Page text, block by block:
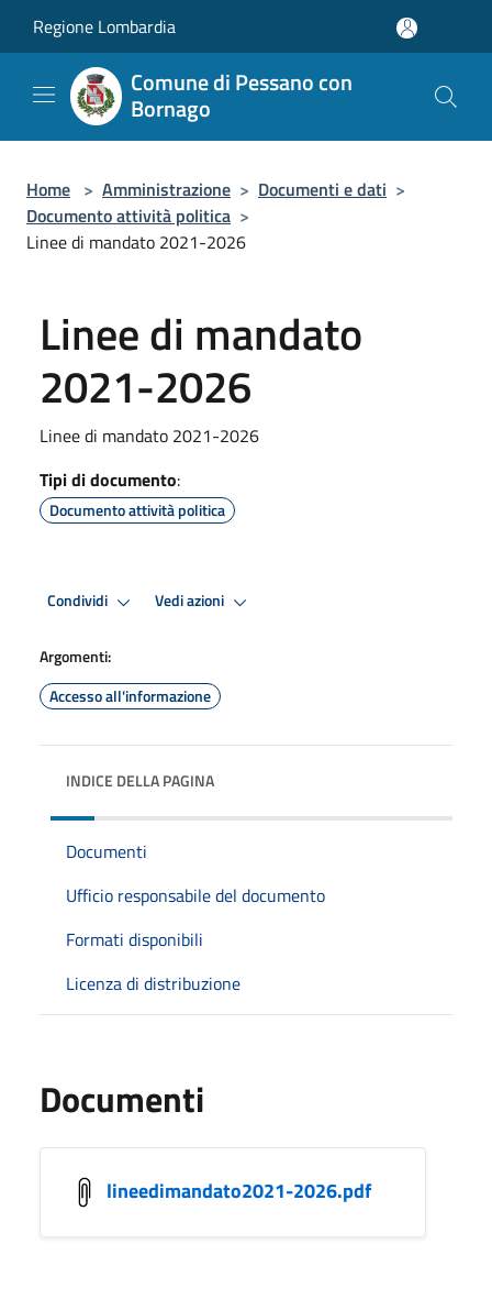
Regione Lombardia
Comune di Pessano con
Bornago
Home > Amministrazione > Documenti e dati >
Documento attività politica >
Linee di mandato 2021-2026
Linee di mandato
2021-2026
Linee di mandato 2021-2026
Tipi di documento:
Documento attività politica
Condividi Vedi azioni
Argomenti:
Accesso all'informazione
INDICE DELLA PAGINA
Documenti
Ufficio responsabile del documento
Formati disponibili
Licenza di distribuzione
Documenti
lineedimandato2021-2026.pdf